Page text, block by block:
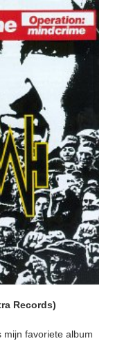
Records)
mijn favoriete album